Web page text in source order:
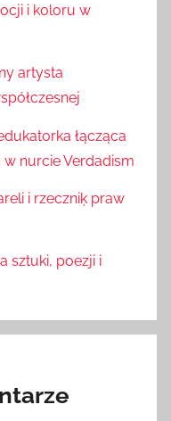
i koloru w
artysta
łącząca
w nurcie Verdadism
i rzeczniķ praw
sztuki, poezji i